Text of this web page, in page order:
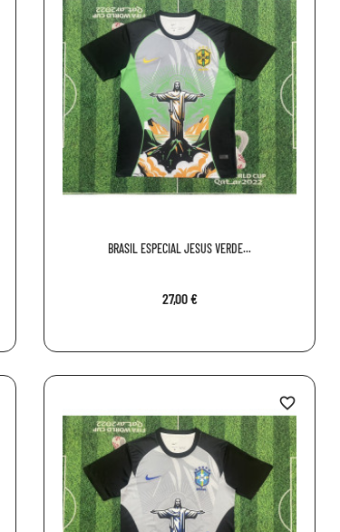
BRASIL ESPECIAL JESUS VERDE...
27,00 €
favorite_border